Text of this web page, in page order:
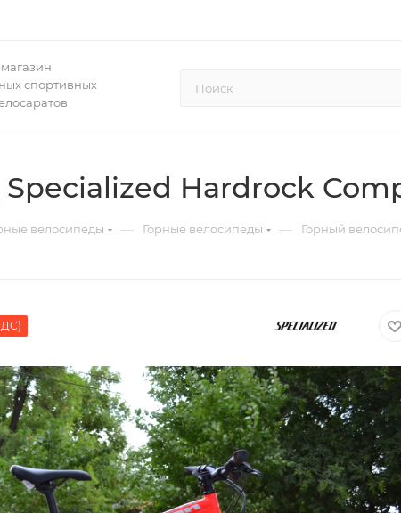
спортивных
Hardrock
велосипеды — Горные велосипеды — Горный